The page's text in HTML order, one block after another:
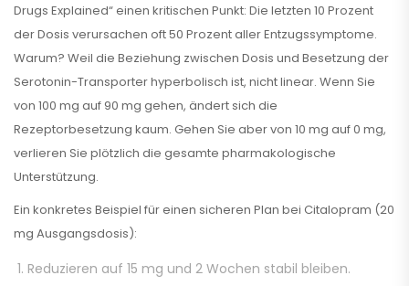
Drugs Explained“ einen kritischen Punkt: Die letzten 10 Prozent
der Dosis verursachen oft 50 Prozent aller Entzugssymptome.
Warum? Weil die Beziehung zwischen Dosis und Besetzung der
Serotonin-Transporter hyperbolisch ist, nicht linear. Wenn Sie
von 100 mg auf 90 mg gehen, ändert sich die
Rezeptorbesetzung kaum. Gehen Sie aber von 10 mg auf 0 mg,
verlieren Sie plötzlich die gesamte pharmakologische
Unterstützung.
Ein konkretes Beispiel für einen sicheren Plan bei Citalopram (20
mg Ausgangsdosis):
Reduzieren auf 15 mg und 2 Wochen stabil bleiben.